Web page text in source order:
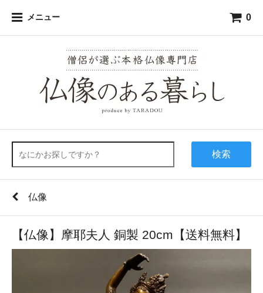
メニュー 0
検索
仏像
【仏像】摩耶夫人 銅製 20cm【送料無料】